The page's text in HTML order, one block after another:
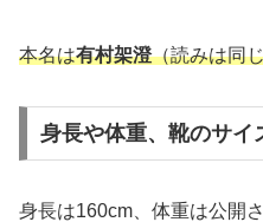
本名は有村架澄（読みは同
身長や体重、靴のサイ
身長は160cm、体重は公開